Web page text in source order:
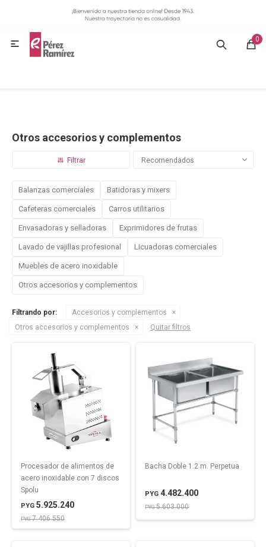
0

Otros accesorios y complementos
Recomendados
Balanzas comerciales Batidoras y mixers
Cafeteras comerciales Carros utilitarios
Envasadoras y selladoras Exprimidores de frutas
Lavado de vajillas profesional Licuadoras comerciales
Muebles de acero inoxidable
Otros accesorios y complementos
Filtrando por:
Accesorios y complementos
Otros accesorios y complementos
Quitar filtros
Procesador de alimentos de
acero inoxidable con 7 discos
Spolu
PYG 5.925.240
PYG7.406.550
Bacha Doble 1.2 m. Perpetua
PYG 4.482.400
PYG5.603.000
GASTRONOMÍA
BLOG
CONTACTO